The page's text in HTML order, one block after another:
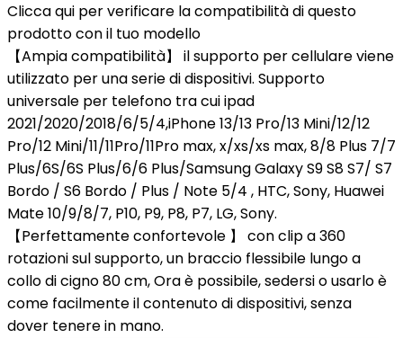
Clicca qui per verificare la compatibilità di questo
prodotto con il tuo modello
【Ampia compatibilità】 il supporto per cellulare viene
utilizzato per una serie di dispositivi. Supporto
universale per telefono tra cui ipad
2021/2020/2018/6/5/4,iPhone 13/13 Pro/13 Mini/12/12
Pro/12 Mini/11/11Pro/11Pro max, x/xs/xs max, 8/8 Plus 7/7
Plus/6S/6S Plus/6/6 Plus/Samsung Galaxy S9 S8 S7/ S7
Bordo / S6 Bordo / Plus / Note 5/4 , HTC, Sony, Huawei
Mate 10/9/8/7, P10, P9, P8, P7, LG, Sony.
【Perfettamente confortevole 】 con clip a 360
rotazioni sul supporto, un braccio flessibile lungo a
collo di cigno 80 cm, Ora è possibile, sedersi o usarlo è
come facilmente il contenuto di dispositivi, senza
dover tenere in mano.